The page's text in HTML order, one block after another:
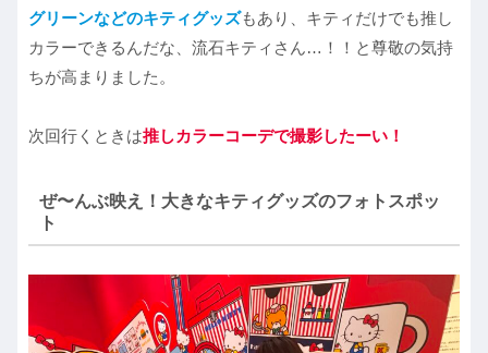
グリーンなどのキティグッズもあり、キティだけでも推し
カラーできるんだな、流石キティさん…！！と尊敬の気持
ちが高まりました。
次回行くときは推しカラーコーデで撮影したーい！
ぜ〜んぶ映え！大きなキティグッズのフォトスポッ
ト